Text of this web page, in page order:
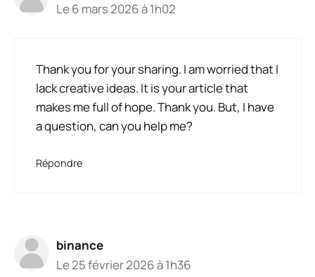
Le 6 mars 2026 à 1h02
Thank you for your sharing. I am worried that I
lack creative ideas. It is your article that
makes me full of hope. Thank you. But, I have
a question, can you help me?
Répondre
binance
Le 25 février 2026 à 1h36